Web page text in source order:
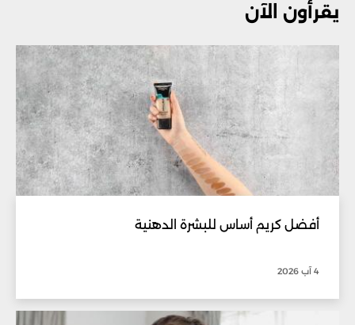
يقرأون الآن
أفضل كريم أساس للبشرة الدهنية
4 آب 2026